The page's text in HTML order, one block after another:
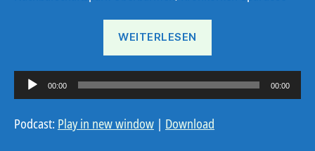
WEITERLESEN
u
d
00:00 00:00
Podcast: Play in new window | Download